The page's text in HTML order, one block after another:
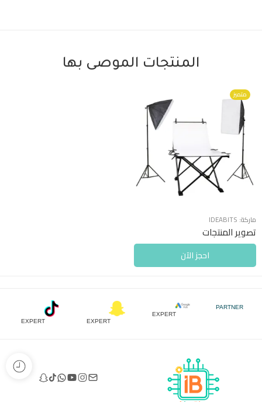
المنتجات الموصى بها
متميز
ماركة: IDEABITS
تصوير المنتجات
احجز الآن
PARTNER
EXPERT
EXPERT
EXPERT